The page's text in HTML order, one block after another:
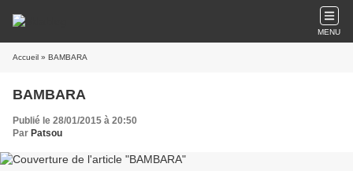
MENU
Accueil » BAMBARA
BAMBARA
Publié le 28/01/2015 à 20:50
Par Patsou